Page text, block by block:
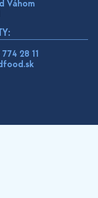
Váhom
28 11